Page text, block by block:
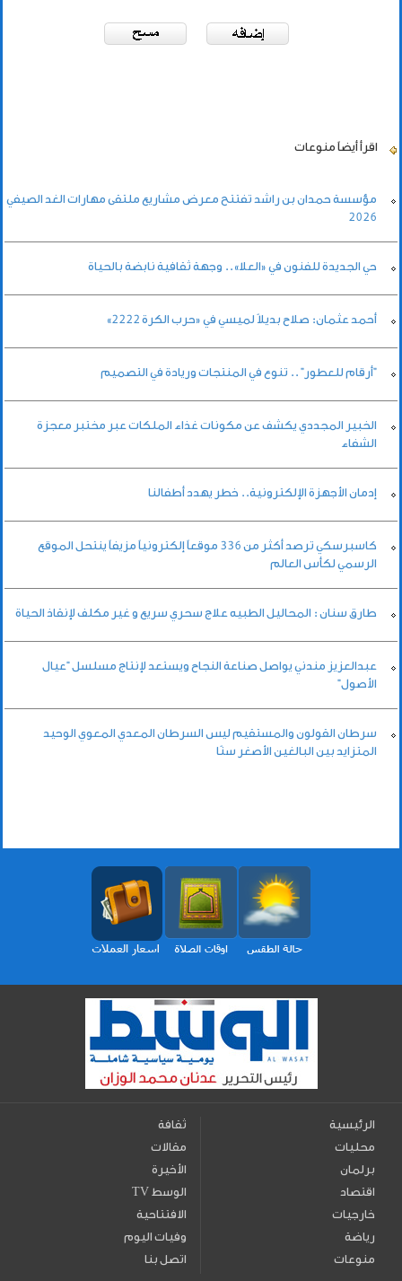
اقرأ أيضاً منوعات
مؤسسة حمدان بن راشد تفتتح معرض مشاريع ملتقى مهارات الغد الصيفي
2026
حي الجديدة للفنون في «العلا».. وجهة ثقافية نابضة بالحياة
أحمد عثمان: صلاح بديلاً لميسي في «حرب الكرة 2222»
"أرقام للعطور" .. تنوع في المنتجات وريادة في التصميم
الخبير المجددي يكشف عن مكونات غذاء الملكات عبر مختبر معجزة
الشفاء
إدمان الأجهزة الإلكترونية.. خطر يهدد أطفالنا
كاسبرسكي ترصد أكثر من 336 موقعاً إلكترونياً مزيفاً ينتحل الموقع
الرسمي لكأس العالم
طارق سنان : المحاليل الطبيه علاج سحري سريع و غير مكلف لإنقاذ الحياة
عبدالعزيز مندني يواصل صناعة النجاح ويستعد لإنتاج مسلسل “عيال
الأصول”
سرطان القولون والمستقيم ليس السرطان المعدي المعوي الوحيد
المتزايد بين البالغين الأصغر سنًا
الرئيسية
محليات
برلمان
اقتصاد
خارجيات
رياضة
منوعات
ثقافة
مقالات
الأخيرة
TV الوسط
الافتتاحية
وفيات اليوم
اتصل بنا